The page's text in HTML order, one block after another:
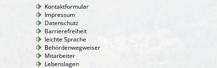
Kontaktformular
Impressum
Datenschutz
Barrierefreiheit
leichte Sprache
Behördenwegweiser
Mitarbeiter
Lebenslagen